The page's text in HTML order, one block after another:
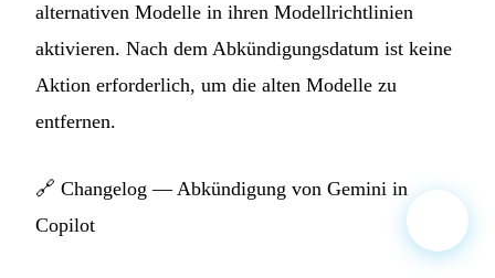
alternativen Modelle in ihren Modellrichtlinien
aktivieren. Nach dem Abkündigungsdatum ist keine
Aktion erforderlich, um die alten Modelle zu
entfernen.
🔗 Changelog — Abkündigung von Gemini in
Copilot